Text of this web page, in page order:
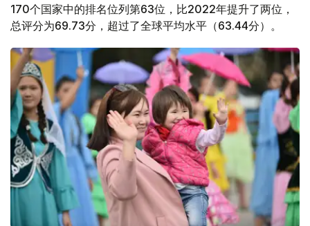
170个国家中的排名位列第63位，比2022年提升了两位，
总评分为69.73分，超过了全球平均水平（63.44分）。